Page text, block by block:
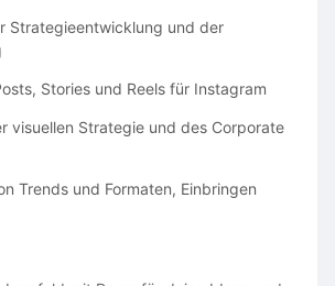
Strategieentwicklung und der
Stories und Reels für Instagram
visuellen Strategie und des Corporate
Trends und Formaten, Einbringen